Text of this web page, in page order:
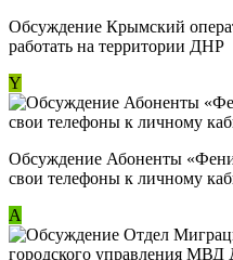
Обсуждение Крымский
работать на территории ДНР
Y
Обсуждение ​Абоненты
свои телефоны к личному
А